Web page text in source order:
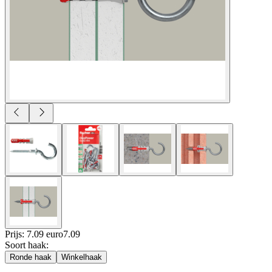
Prijs: 7.09 euro7.09
Soort haak:
Ronde haak Winkelhaak